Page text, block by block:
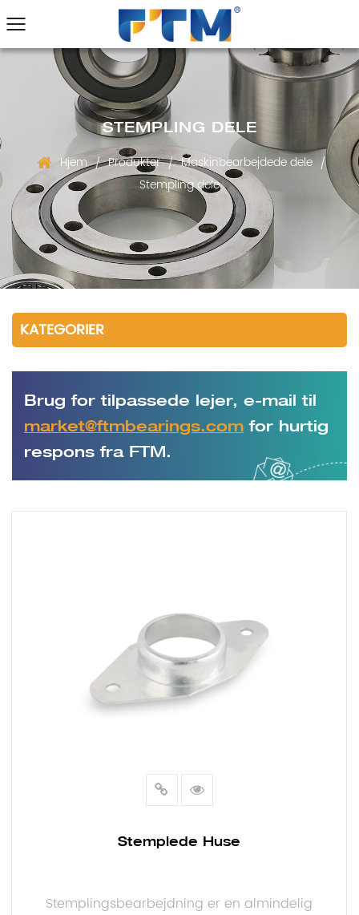
STEMPLING DELE
Hjem / Produkter / Maskinbearbejdede dele /
Stempling dele
KATEGORIER
Brug for tilpassede lejer, e-mail til
market@ftmbearings.com for hurtig
respons fra FTM.
Stemplede Huse
Stemplingsbearbejdning er en almindelig